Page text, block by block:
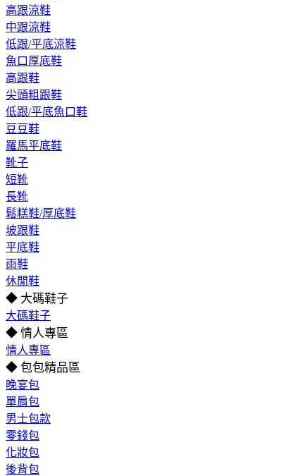
高跟涼鞋
中跟涼鞋
低跟/平底涼鞋
魚口厚底鞋
高跟鞋
尖頭粗跟鞋
低跟/平底魚口鞋
豆豆鞋
羅馬平底鞋
靴子
短靴
長靴
鬆糕鞋/厚底鞋
坡跟鞋
平底鞋
雨鞋
休閒鞋
◆ 大碼鞋子
大碼鞋子
◆ 情人專區
情人專區
◆ 包包精品區
晚宴包
單肩包
男士包款
零錢包
化妝包
後背包